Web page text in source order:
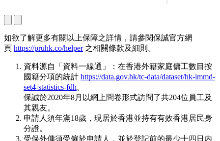
如欲了解更多有關以上保障之詳情，請參閱保誠官方網
頁 https://pruhk.co/helper之相關條款及細則。
資料源自「資料一線通」：在香港外籍家庭傭工數目按
國籍分項的統計 https://data.gov.hk/tc-data/dataset/hk-immd-
set4-statistics-fdh。
保誠於2020年8月以網上問卷形式訪問了共204位員工及
其親友。
申請人須年滿18歲，現居於香港並持有有效香港居民身
分證。
受保外傭須受僱於申請人，並於登記前的最少十四日内